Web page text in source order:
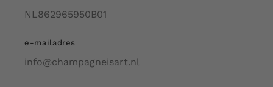
NL862965950B01
e-mailadres
info@champagneisart.nl